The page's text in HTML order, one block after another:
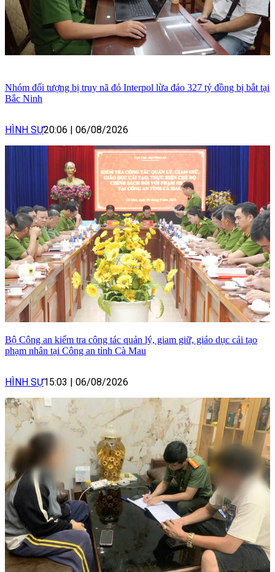
Nhóm đối tượng bị truy nã đỏ Interpol lừa đảo 327 tỷ đồng bị bắt tại
Bắc Ninh
HÌNH SỰ20:06 | 06/08/2026
Bộ Công an kiểm tra công tác quản lý, giam giữ, giáo dục cải tạo
phạm nhân tại Công an tỉnh Cà Mau
HÌNH SỰ15:03 | 06/08/2026